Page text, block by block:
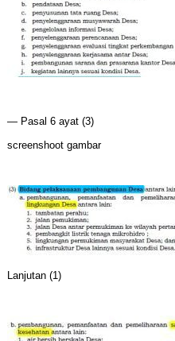
— Pasal 6 ayat (3)
screenshoot gambar
Lanjutan (1)